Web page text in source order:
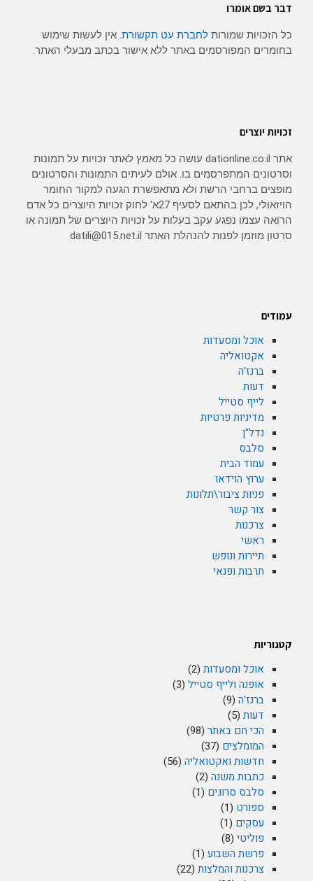
דבר בשם אומרו
כל הזכויות שמורות לחברת עט תקשורת. אין לעשות שימוש
בחומרים המפורסמים באתר ללא אישור בכתב מבעלי האתר.
זכויות יוצרים
אתר dationline.co.il עושה כל מאמץ לאתר זכויות על תמונות
וסרטונים המתפרסמים בו. אולם לעיתים התמונות והסרטונים
מופצים ברחבי הרשת ולא מתאפשרת הגעה למקור החומר
הויזאולי, לכן בהתאם לסעיף 27א' לחוק זכויות היוצרים כל אדם
הרואה עצמו נפגע עקב בעלות על זכויות היוצרים של תמונה או
סרטון מוזמן לפנות להנהלת האתר datili@015.net.il
עמודים
אוכל ומסעדות
אקטואליה
ברנז'ה
דעות
לייף סטייל
מדיניות פרטיות
נדל"ן
סלבס
עמוד הבית
ערוץ הוידאו
פניות ציבור\תלונות
צור קשר
צרכנות
ראשי
תיירות ונופש
תרבות ופנאי
קטגוריות
אוכל ומסעדות (2)
אופנה ולייף סטייל (3)
ברנז'ה (9)
דעות (5)
הכי חם באתר (98)
המומלצים (37)
חדשות ואקטואליה (56)
כתבות משנה (2)
סלבס סרוגים (1)
ספורט (1)
עסקים (1)
פוליטי (8)
פרשת השבוע (1)
צרכנות והמלצות (22)